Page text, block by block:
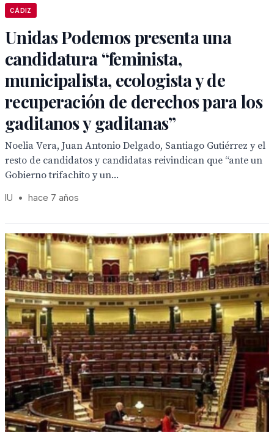
CÁDIZ
Unidas Podemos presenta una
candidatura “feminista,
municipalista, ecologista y de
recuperación de derechos para los
gaditanos y gaditanas”
Noelia Vera, Juan Antonio Delgado, Santiago Gutiérrez y el
resto de candidatos y candidatas reivindican que “ante un
Gobierno trifachito y un...
IU • hace 7 años